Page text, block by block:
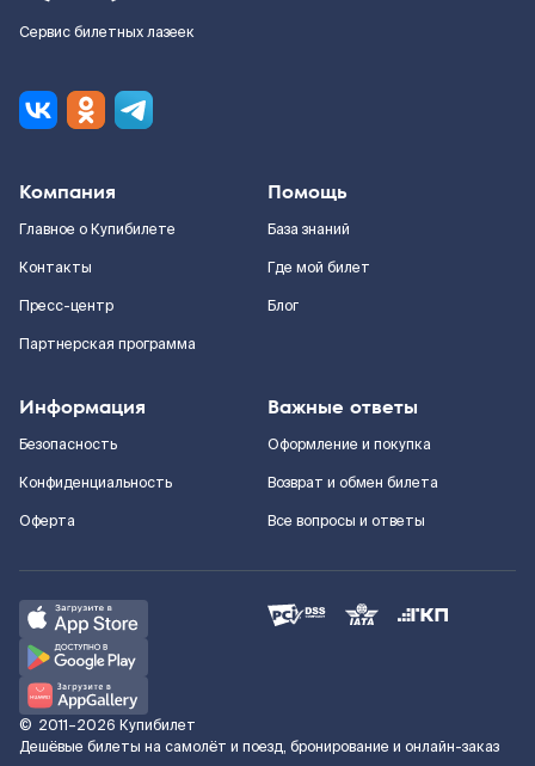
Сервис билетных лазеек
Компания
Главное о Купибилете
Контакты
Пресс-центр
Партнерская программа
Помощь
База знаний
Где мой билет
Блог
Информация
Безопасность
Конфиденциальность
Оферта
Важные ответы
Оформление и покупка
Возврат и обмен билета
Все вопросы и ответы
© 2011–2026 Купибилет
Дешёвые билеты на самолёт и поезд, бронирование и онлайн-заказ